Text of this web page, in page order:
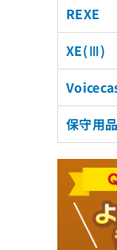
REXE
XE(Ⅲ)
保守用